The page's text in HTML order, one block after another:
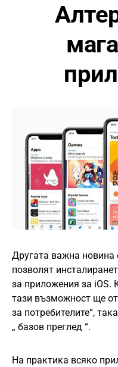
Другата важна новина
позволят
за приложения за iOS.
тази възможност ще
за потребителите“,
„ базов преглед “.
На практика всяко